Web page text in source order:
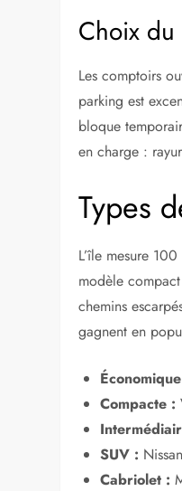
Choix
Les comptoirs
parking est
bloque
en charge :
Types
L’île mesure
modèle
chemins
gagnent en
Compacte :
SUV :
Cabriolet :